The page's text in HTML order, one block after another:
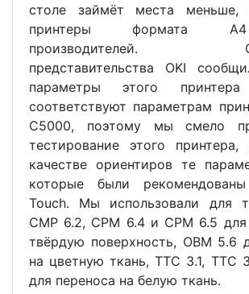
столе займёт места меньше,
принтеры формата
производителей.
представительства OKI
параметры этого принтера
соответствуют параметрам
C5000, поэтому мы смело
тестирование этого принтера,
качестве ориентиров те
которые были
Touch. Мы использовали для
CMP 6.2, CPM 6.4 и CPM 6.5
твёрдую поверхность, OBM 5.6
на цветную ткань, ТТС 3.1, ТТС
для переноса на белую ткань.